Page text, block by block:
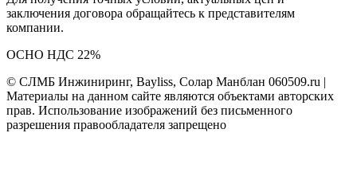
заключения договора обращайтесь к представителям
компании.
ОСНО НДС 22%
© СЛМБ Инжиниринг, Bayliss, Солар Манблан 060509.ru |
Материалы на данном сайте являются объектами авторских
прав. Использование изображений без письменного
разрешения правообладателя запрещено